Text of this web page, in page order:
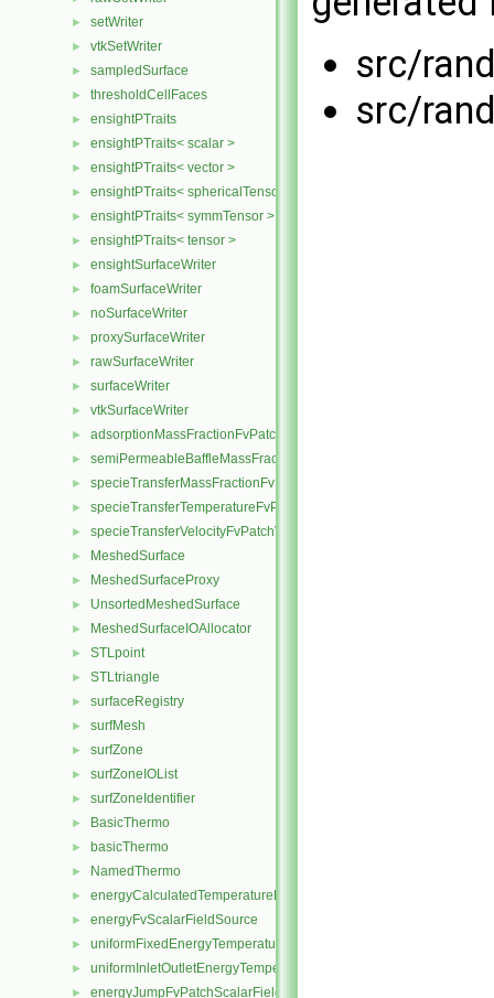
► setWriter
► vtkSetWriter
► sampledSurface
► thresholdCellFaces
► ensightPTraits
► ensightPTraits< scalar >
► ensightPTraits< vector >
► ensightPTraits< sphericalTensor >
► ensightPTraits< symmTensor >
► ensightPTraits< tensor >
► ensightSurfaceWriter
► foamSurfaceWriter
► noSurfaceWriter
► proxySurfaceWriter
► rawSurfaceWriter
► surfaceWriter
► vtkSurfaceWriter
► adsorptionMassFractionFvPatchScalarField
► semiPermeableBaffleMassFractionFvPatchScalarField
► specieTransferMassFractionFvPatchScalarField
► specieTransferTemperatureFvPatchScalarField
► specieTransferVelocityFvPatchVectorField
► MeshedSurface
► MeshedSurfaceProxy
► UnsortedMeshedSurface
► MeshedSurfaceIOAllocator
► STLpoint
► STLtriangle
► surfaceRegistry
► surfMesh
► surfZone
► surfZoneIOList
► surfZoneIdentifier
► BasicThermo
► basicThermo
► NamedThermo
► energyCalculatedTemperatureFvScalarFieldSource
► energyFvScalarFieldSource
► uniformFixedEnergyTemperatureFvScalarFieldSource
► uniformInletOutletEnergyTemperatureFvScalarFieldSource
► energyJumpFvPatchScalarField
src/
src/